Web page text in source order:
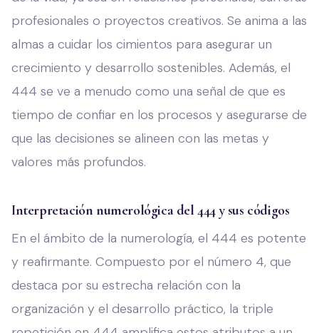
profesionales o proyectos creativos. Se anima a las
almas a cuidar los cimientos para asegurar un
crecimiento y desarrollo sostenibles. Además, el
444 se ve a menudo como una señal de que es
tiempo de confiar en los procesos y asegurarse de
que las decisiones se alineen con las metas y
valores más profundos.
Interpretación numerológica del 444 y sus códigos
En el ámbito de la numerología, el 444 es potente
y reafirmante. Compuesto por el número 4, que
destaca por su estrecha relación con la
organización y el desarrollo práctico, la triple